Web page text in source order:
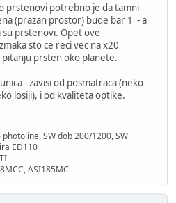
prstenovi potrebno je da tamni
(prazan prostor) bude bar 1' - a
su prstenovi. Opet ove
sto ce reci vec na x20
prsten oko planete.
- zavisi od posmatraca (neko
losiji), i od kvaliteta optike.
photoline, SW dob 200/1200, SW
ED110
ASI185MC